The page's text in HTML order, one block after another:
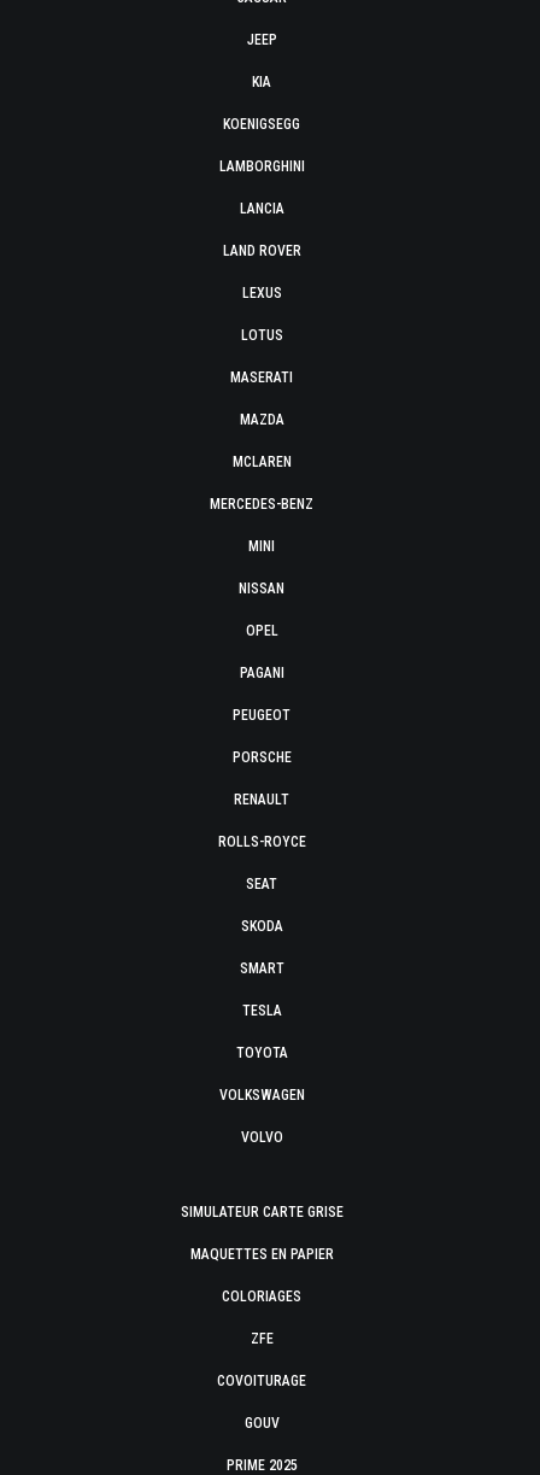
JEEP
KIA
KOENIGSEGG
LAMBORGHINI
LANCIA
LAND ROVER
LEXUS
LOTUS
MASERATI
MAZDA
MCLAREN
MERCEDES-BENZ
MINI
NISSAN
OPEL
PAGANI
PEUGEOT
PORSCHE
RENAULT
ROLLS-ROYCE
SEAT
SKODA
SMART
TESLA
TOYOTA
VOLKSWAGEN
VOLVO
SIMULATEUR CARTE GRISE
MAQUETTES EN PAPIER
COLORIAGES
ZFE
COVOITURAGE
GOUV
PRIME 2025